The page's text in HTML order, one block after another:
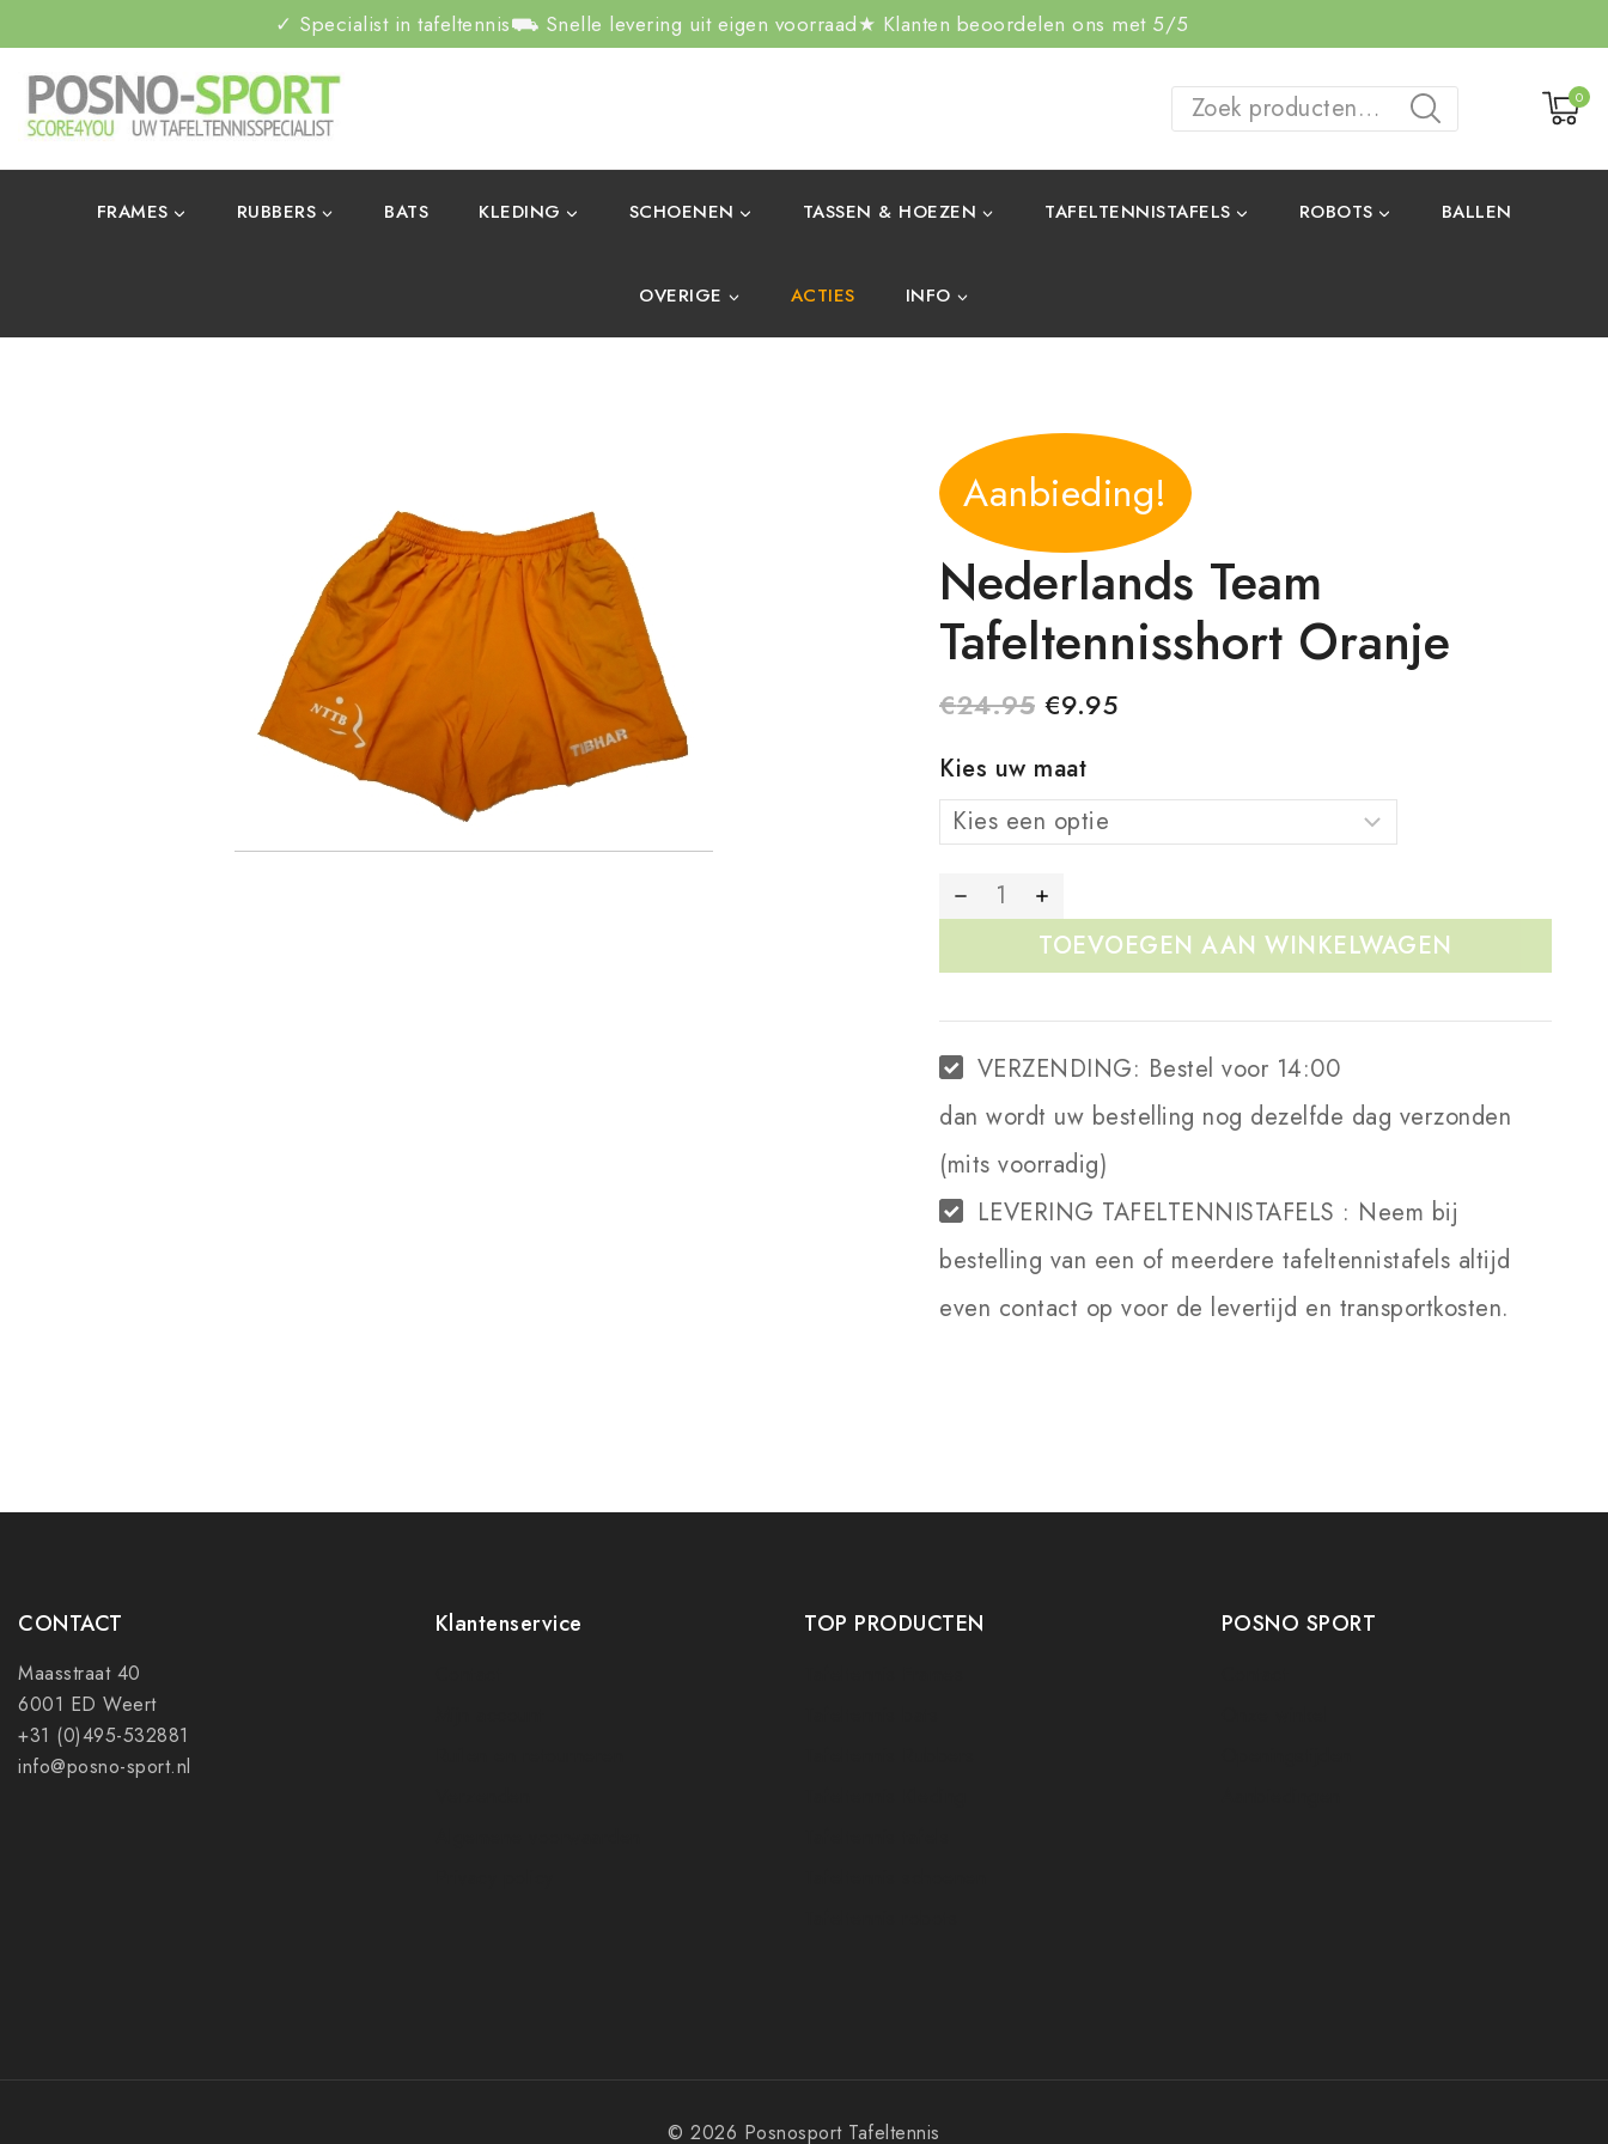
✓ Specialist in tafeltennis⛟ Snelle levering uit eigen voorraad★ Klanten beoordelen ons met 5/5
ZOEKEN
0
FRAMES RUBBERS BATS KLEDING SCHOENEN TASSEN & HOEZEN TAFELTENNISTAFELS ROBOTS BALLEN
OVERIGE ACTIES INFO
Aanbieding!
Nederlands Team
Tafeltennisshort Oranje
€24.95 €9.95
Kies uw maat
TOEVOEGEN AAN WINKELWAGEN
VERZENDING: Bestel voor 14:00
dan wordt uw bestelling nog dezelfde dag verzonden
(mits voorradig)
LEVERING TAFELTENNISTAFELS : Neem bij
bestelling van een of meerdere tafeltennistafels altijd
even contact op voor de levertijd en transportkosten.
CONTACT
Maasstraat 40
6001 ED Weert
+31 (0)495-532881
info@posno-sport.nl
Klantenservice TOP PRODUCTEN POSNO SPORT
© 2026 Posnosport Tafeltennis